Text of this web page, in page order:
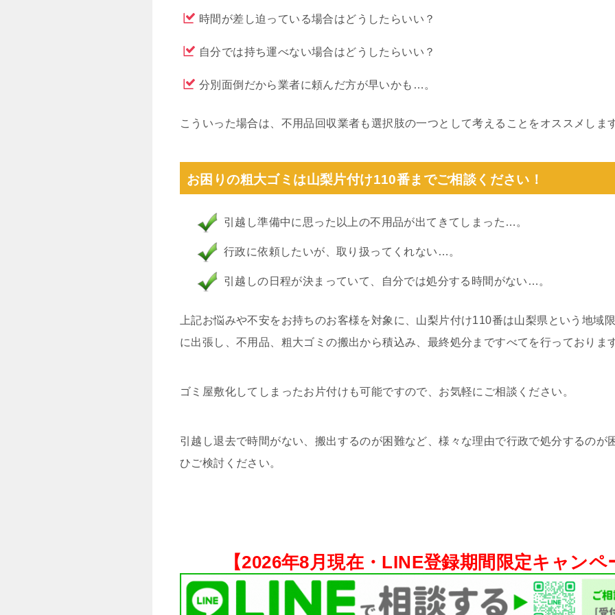
時間が差し迫っている場合はどうしたらいい？
自分では持ち運べない場合はどうしたらいい？
分別面倒だから業者に頼んだ方が早いかも…。
こういった場合は、不用品回収業者も選択肢の一つとして考えることをオススメしま
お困りの粗大ゴミは山梨片付け110番までご相談ください！
引越し準備中に思った以上の不用品が出てきてしまった…。
行政に依頼したいが、取り扱ってくれない…。
引越しの日程が決まっていて、自分では処分する時間がない…。
上記お悩みや不安をお持ちのお客様を対象に、山梨片付け110番は山梨県という地域
に出張し、不用品、粗大ゴミの搬出から積込み、最終処分まですべてを行っておりま
ゴミ屋敷化してしまったお片付けも可能ですので、お気軽にご相談ください。
引越し退去で時間がない、搬出するのが困難など、様々な理由で行政で処分するのが
ひご検討ください。
【2026年8月現在・ LINE登録期間限定キャンペ